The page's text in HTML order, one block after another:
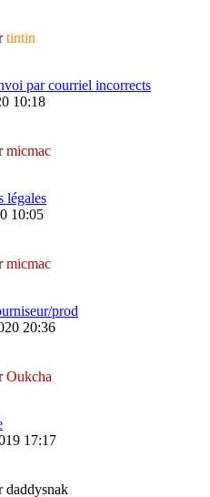
tintin
par courriel incorrects
10:18
micmac
légales
10:05
micmac
prod
20:36
Oukcha
17:17
daddysnak